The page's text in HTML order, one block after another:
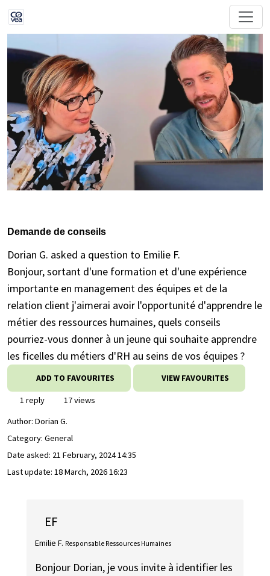
Demande de conseils
Dorian G. asked a question to Emilie F.
Bonjour, sortant d'une formation et d'une expérience
importante en management des équipes et de la
relation client j'aimerai avoir l'opportunité d'apprendre le
métier des ressources humaines, quels conseils
pourriez-vous donner à un jeune qui souhaite apprendre
les ficelles du métiers d'RH au seins de vos équipes ?
ADD TO FAVOURITES VIEW FAVOURITES
1 reply
17 views
Author: Dorian G.
Category: General
Date asked: 21 February, 2024 14:35
Last update: 18 March, 2026 16:23
EF
Emilie F. Responsable Ressources Humaines
Bonjour Dorian, je vous invite à identifier les